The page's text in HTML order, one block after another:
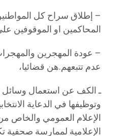
– إطلاق سراح كل
المحاكمين او الموقوفين
– عودة المهجرين
عدم تتبعهم.هن قضائيا،
ـ الكف عن استعمال وسائل
وتوظيفها في الدعاية
الإعلام العمومي والخاص
الإعلامية لممارسة